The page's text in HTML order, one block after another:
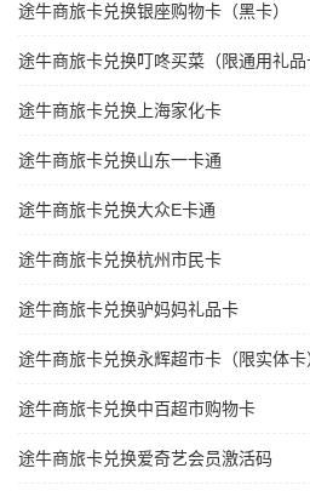
途牛商旅卡兑换银座购物卡（黑卡）
途牛商旅卡兑换叮咚买菜（限通用礼品
途牛商旅卡兑换上海家化卡
途牛商旅卡兑换山东一卡通
途牛商旅卡兑换大众E卡通
途牛商旅卡兑换杭州市民卡
途牛商旅卡兑换驴妈妈礼品卡
途牛商旅卡兑换永辉超市卡（限实体卡
途牛商旅卡兑换中百超市购物卡
途牛商旅卡兑换爱奇艺会员激活码